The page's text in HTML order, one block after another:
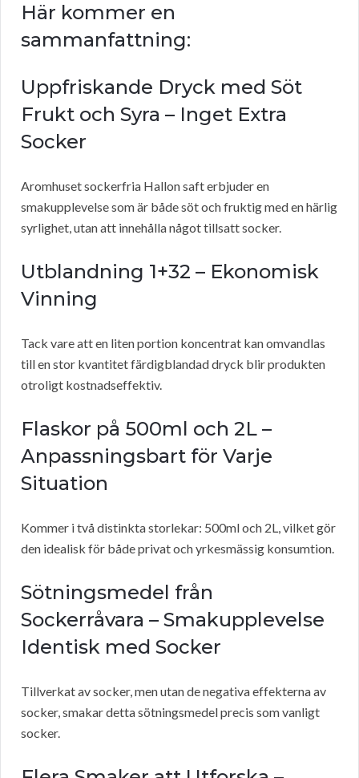
Här kommer en
sammanfattning:
Uppfriskande Dryck med Söt
Frukt och Syra – Inget Extra
Socker
Aromhuset sockerfria Hallon saft erbjuder en
smakupplevelse som är både söt och fruktig med en härlig
syrlighet, utan att innehålla något tillsatt socker.
Utblandning 1+32 – Ekonomisk
Vinning
Tack vare att en liten portion koncentrat kan omvandlas
till en stor kvantitet färdigblandad dryck blir produkten
otroligt kostnadseffektiv.
Flaskor på 500ml och 2L –
Anpassningsbart för Varje
Situation
Kommer i två distinkta storlekar: 500ml och 2L, vilket gör
den idealisk för både privat och yrkesmässig konsumtion.
Sötningsmedel från
Sockerråvara – Smakupplevelse
Identisk med Socker
Tillverkat av socker, men utan de negativa effekterna av
socker, smakar detta sötningsmedel precis som vanligt
socker.